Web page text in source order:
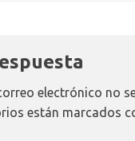
electrónico no
están marcados